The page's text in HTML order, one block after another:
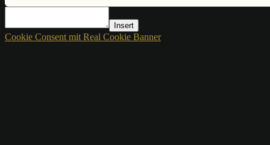
Insert
Cookie Consent mit Real Cookie Banner